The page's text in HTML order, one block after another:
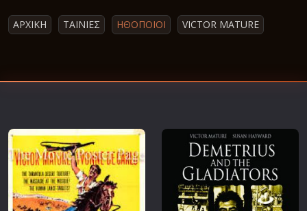
Γουέστερν
Επιστημονικής Φαντασίας
Εποχής
Ευρωπαικός Κινηματογράφος
ΑΡΧΙΚΗ ΤΑΙΝΙΕΣ ΗΘΟΠΟΙΟΙ VICTOR MATURE